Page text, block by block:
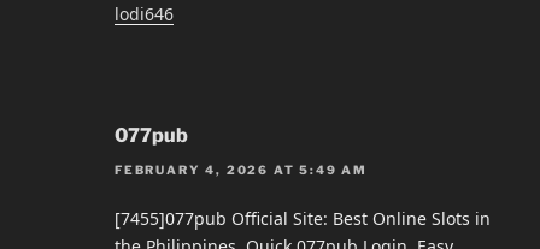
lodi646
077pub
FEBRUARY 4, 2026 AT 5:49 AM
[7455]077pub Official Site: Best Online Slots in